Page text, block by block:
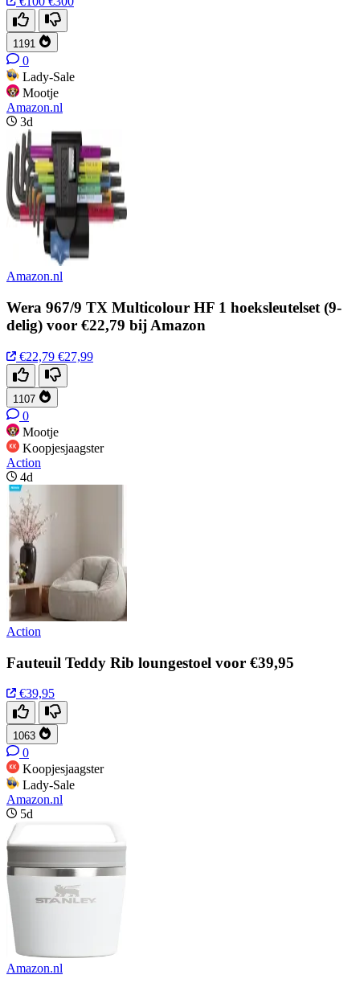
1191
0
Lady-Sale
Mootje
Amazon.nl
3d
Amazon.nl
Wera 967/9 TX Multicolour HF 1 hoeksleutelset (9-
delig) voor €22,79 bij Amazon
€22,79 €27,99
1107
0
Mootje
Koopjesjaagster
Action
4d
Action
Fauteuil Teddy Rib loungestoel voor €39,95
€39,95
1063
0
Koopjesjaagster
Lady-Sale
Amazon.nl
5d
Amazon.nl